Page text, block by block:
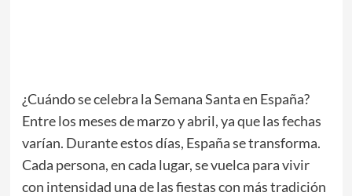
¿Cuándo se celebra la Semana Santa en España?
Entre los meses de marzo y abril, ya que las fechas
varían. Durante estos días, España se transforma.
Cada persona, en cada lugar, se vuelca para vivir
con intensidad una de las fiestas con más tradición